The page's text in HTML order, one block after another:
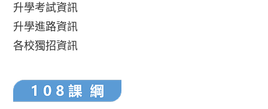
升學考試資訊
升學進路資訊
各校獨招資訊